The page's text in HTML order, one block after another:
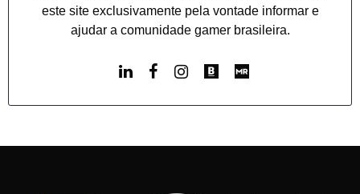
este site exclusivamente pela vontade informar e
ajudar a comunidade gamer brasileira.